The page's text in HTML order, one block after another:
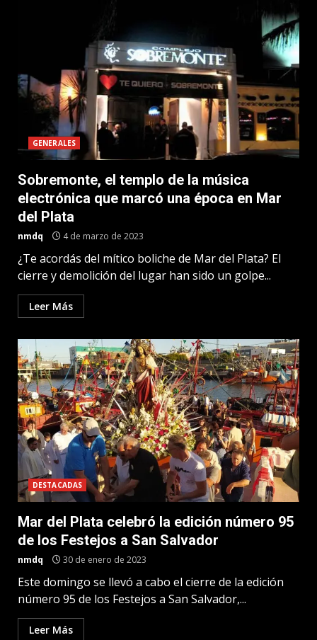
GENERALES
Sobremonte, el templo de la música
electrónica que marcó una época en Mar
del Plata
nmdq 4 de marzo de 2023
¿Te acordás del mítico boliche de Mar del Plata? El
cierre y demolición del lugar han sido un golpe...
Leer Más
DESTACADAS
Mar del Plata celebró la edición número 95
de los Festejos a San Salvador
nmdq 30 de enero de 2023
Este domingo se llevó a cabo el cierre de la edición
número 95 de los Festejos a San Salvador,...
Leer Más